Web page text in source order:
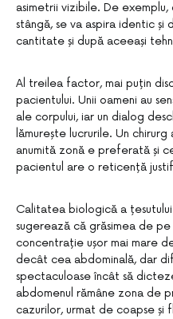
asimetrii vizibile. De
stângă, se va aspira identic și
cantitate și după aceeași
Al treilea factor, mai puțin
pacientului. Unii oameni au
ale corpului, iar un dialog
lămurește lucrurile. Un
anumită zonă e preferată și
pacientul are o reticență
Calitatea biologică a
sugerează că grăsimea de
concentrație ușor mai mare
decât cea abdominală, dar
spectaculoase încât să
abdomenul rămâne zona de
cazurilor, urmat de coapse și